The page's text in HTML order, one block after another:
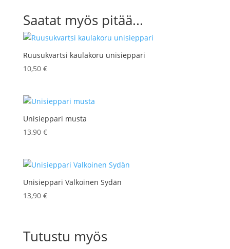
Saatat myös pitää...
Ruusukvartsi kaulakoru unisieppari
10,50 €
Unisieppari musta
13,90 €
Unisieppari Valkoinen Sydän
13,90 €
Tutustu myös